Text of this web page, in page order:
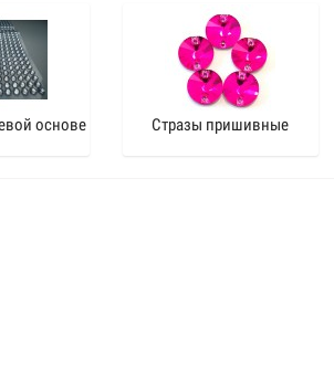
основе Стразы пришивные